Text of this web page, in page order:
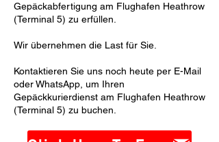
Gepäckabfertigung am Flughafen Heathrow
(Terminal 5) zu erfüllen.
Wir übernehmen die Last für Sie.
Kontaktieren Sie uns noch heute per E-Mail
oder WhatsApp, um Ihren
Gepäckkurierdienst am Flughafen Heathrow
(Terminal 5) zu buchen.